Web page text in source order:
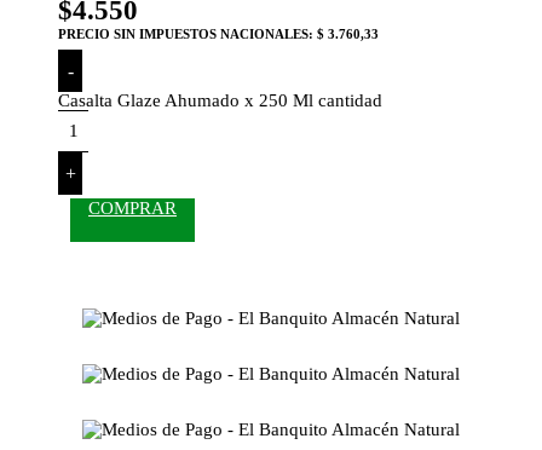
$4.550
PRECIO SIN IMPUESTOS NACIONALES: $ 3.760,33
-
Casalta Glaze Ahumado x 250 Ml cantidad
+
COMPRAR